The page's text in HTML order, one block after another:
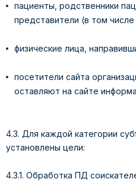
пациенты, родственники
представители (в том числе
физические лица,
посетители сайта
оставляют на сайте
4.3. Для каждой категории
установлены цели:
4.3.1. Обработка ПД